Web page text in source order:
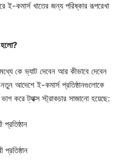
ই-কমার্স খাতের জন্য পরিষ্কার রূপরেখা
কে ভ্যাট দেবেন আর কীভাবে দেবেন
আদেশে ই-কমার্স প্রতিষ্ঠানগুলোকে
ভাগ করে ট্যাক্স স্ট্রাকচার সাজানো হয়েছে:
প্রতিষ্ঠান